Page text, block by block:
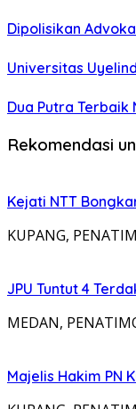
Dipolisikan
Universitas
Dua Putra Terbaik
Rekomendasi
Kejati NTT
KUPANG,
JPU Tuntut 4
MEDAN,
Majelis Hakim PN